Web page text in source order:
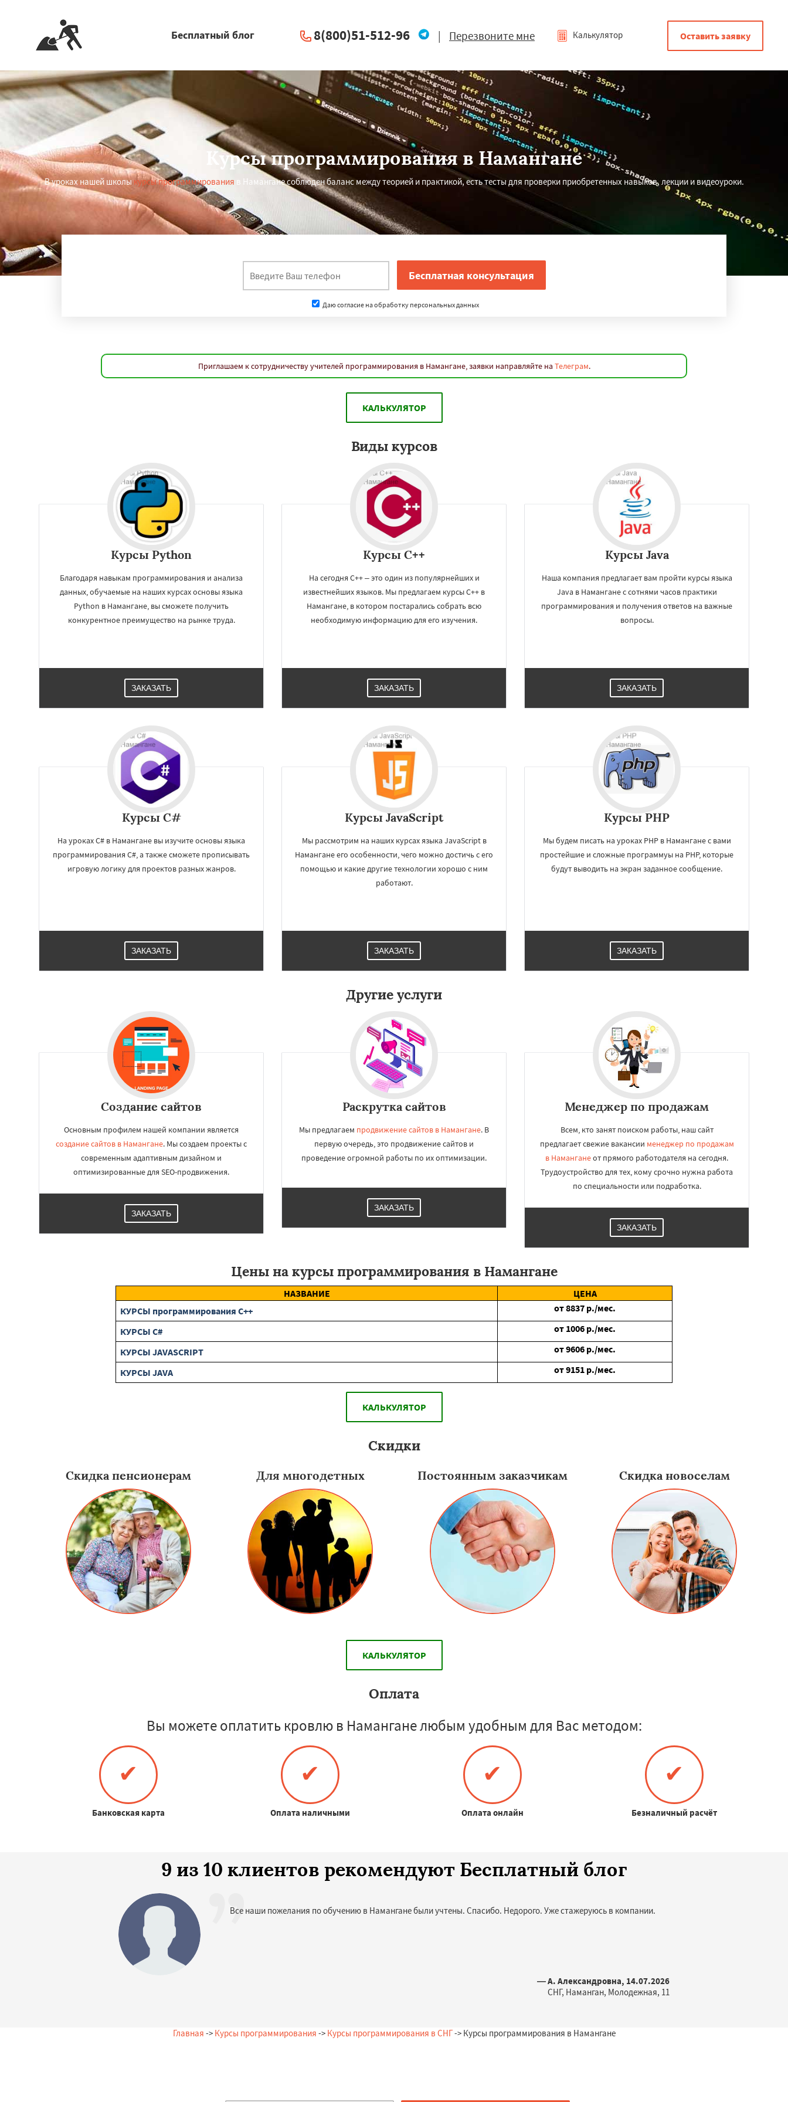
Бесплатный блог 8(800)51-512-96 | Перезвоните мне Калькулятор Оставить заявку
Курсы программирования в Намангане
В уроках нашей школыкурсы программирования в Намангане соблюден баланс между теорией и практикой, есть тесты для проверки приобретенных навыков, лекции и видеоуроки.
Даю согласие на обработку персональных данных
Приглашаем к сотрудничеству учителей программирования в Намангане, заявки направляйте на Телеграм.
КАЛЬКУЛЯТОР
Виды курсов
Курсы Python
Благодаря навыкам программирования и анализа
данных, обучаемые на наших курсах основы языка
Python в Намангане, вы сможете получить
конкурентное преимущество на рынке труда.
ЗАКАЗАТЬ
Курсы C++
На сегодня С++ – это один из популярнейших и
известнейших языков. Мы предлагаем курсы C++ в
Намангане, в котором постарались собрать всю
необходимую информацию для его изучения.
ЗАКАЗАТЬ
Курсы Java
Наша компания предлагает вам пройти курсы языка
Java в Намангане с сотнями часов практики
программирования и получения ответов на важные
вопросы.
ЗАКАЗАТЬ
Курсы C#
На уроках C# в Намангане вы изучите основы языка
программирования C#, а также сможете прописывать
игровую логику для проектов разных жанров.
ЗАКАЗАТЬ
Курсы JavaScript
Мы рассмотрим на наших курсах языка JavaScript в
Намангане его особенности, чего можно достичь с его
помощью и какие другие технологии хорошо с ним
работают.
ЗАКАЗАТЬ
Курсы PHP
Мы будем писать на уроках PHP в Намангане с вами
простейшие и сложные программуы на PHP, которые
будут выводить на экран заданное сообщение.
ЗАКАЗАТЬ
Другие услуги
Создание сайтов
Основным профилем нашей компании является
создание сайтов в Намангане. Мы создаем проекты с
современным адаптивным дизайном и
оптимизированные для SEO-продвижения.
ЗАКАЗАТЬ
Раскрутка сайтов
Мы предлагаем продвижение сайтов в Намангане. В
первую очередь, это продвижение сайтов и
проведение огромной работы по их оптимизации.
ЗАКАЗАТЬ
Менеджер по продажам
Всем, кто занят поиском работы, наш сайт
предлагает свежие вакансии менеджер по продажам
в Наманганеот прямого работодателя на сегодня.
Трудоустройство для тех, кому срочно нужна работа
по специальности или подработка.
ЗАКАЗАТЬ
Цены на курсы программирования в Намангане
НАЗВАНИЕ
ЦЕНА
КУРСЫ программирования C++
от8837 р./мес.
КУРСЫ C#
от 1006 р./мес.
КУРСЫ JAVASCRIPT
от9606 р./мес.
КУРСЫ JAVA
от9151 р./мес.
КАЛЬКУЛЯТОР
Скидки
Скидка пенсионерам Для многодетных Постоянным заказчикам Скидка новоселам
КАЛЬКУЛЯТОР
Оплата
Вы можете оплатить кровлю в Намангане любым удобным для Вас методом:
✔
Банковская карта
✔
Оплата наличными
✔
Оплата онлайн
✔
Безналичный расчёт
9 из 10 клиентов рекомендуют Бесплатный блог
Все наши пожелания по обучению в Намангане были учтены. Спасибо. Недорого. Уже стажеруюсь в компании.
— А. Александровна, 14.07.2026
СНГ, Наманган, Молодежная, 11
Главная -> Курсы программирования -> Курсы программирования в СНГ-> Курсы программирования в Намангане